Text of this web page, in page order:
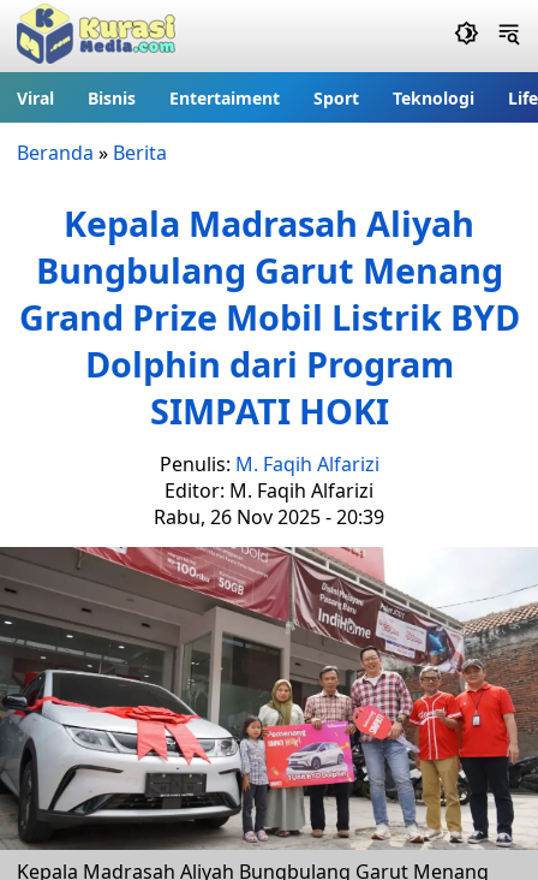
Viral Bisnis Entertaiment Sport Teknologi
Beranda » Berita
Kepala Madrasah Aliyah
Bungbulang Garut Menang
Grand Prize Mobil Listrik BYD
Dolphin dari Program
SIMPATI HOKI
Penulis: M. Faqih Alfarizi
Editor: M. Faqih Alfarizi
Rabu, 26 Nov 2025 - 20:39
Kepala Madrasah Aliyah Bungbulang Garut Menang